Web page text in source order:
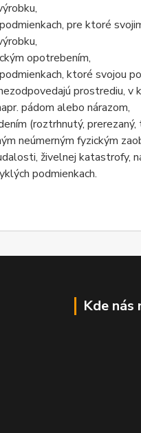
pre ktoré
opotrebením,
ktoré svojou
prostrediu, v
pádom alebo nárazom,
(roztrhnutý,
neúmerným fyzickým
živelnej katastrofy,
podmienkach.
Kde nás